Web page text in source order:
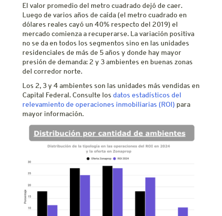
El valor promedio del metro cuadrado dejó de caer.
Luego de varios años de caída (el metro cuadrado en
dólares reales cayó un 40% respecto del 2019) el
mercado comienza a recuperarse. La variación positiva
no se da en todos los segmentos sino en las unidades
residenciales de más de 5 años y donde hay mayor
presión de demanda: 2 y 3 ambientes en buenas zonas
del corredor norte.
Los 2, 3 y 4 ambientes son las unidades más vendidas en
Capital Federal. Consulte los datos estadísticos del
relevamiento de operaciones inmobiliarias (ROI) para
mayor información.